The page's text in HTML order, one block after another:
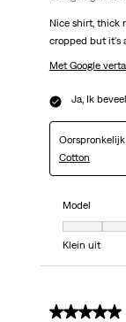
Nice shirt, thick
cropped but it's
Met Google
Ja, Ik
Cotton
Model
Model, 4 van
Klein uit
5 van 5